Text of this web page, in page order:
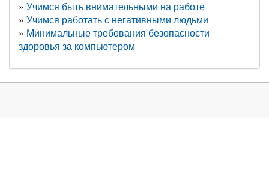
Учимся быть внимательными на работе
Учимся работать с негативными людьми
Минимальные требования безопасности
здоровья за компьютером